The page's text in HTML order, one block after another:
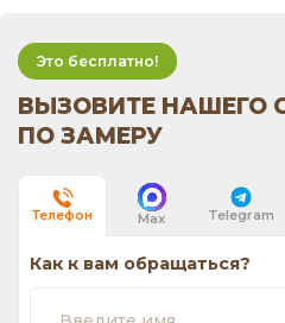
Это бесплатно!
ВЫЗОВИТЕ НАШЕГО
ПО ЗАМЕРУ
Телефон Max Telegram
Как к вам обращаться?